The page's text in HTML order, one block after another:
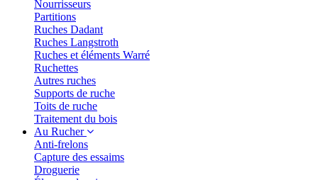
Nourrisseurs
Partitions
Ruches Dadant
Ruches Langstroth
Ruches et éléments Warré
Ruchettes
Autres ruches
Supports de ruche
Toits de ruche
Traitement du bois
Au Rucher
Anti-frelons
Capture des essaims
Droguerie